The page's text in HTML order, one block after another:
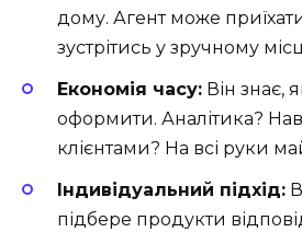
дому. Агент може
зустрітись у зручному
Економія часу: Він знає,
оформити. Аналітика?
клієнтами? На всі руки
Індивідуальний підхід:
підбере продукти